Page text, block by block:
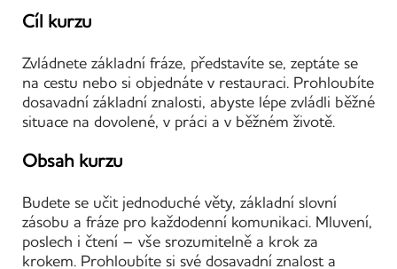
Cíl kurzu
Zvládnete základní fráze, představíte se, zeptáte se
na cestu nebo si objednáte v restauraci. Prohloubíte
dosavadní základní znalosti, abyste lépe zvládli běžné
situace na dovolené, v práci a v běžném životě.
Obsah kurzu
Budete se učit jednoduché věty, základní slovní
zásobu a fráze pro každodenní komunikaci. Mluvení,
poslech i čtení – vše srozumitelně a krok za
krokem. Prohloubíte si své dosavadní znalost a